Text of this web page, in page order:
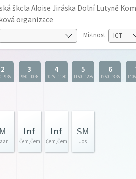
škola Aloise Jiráska Dolní Lutyně
organizace
Místnost
2
-9:35
3
9:50- 10:35
4
10:45-11:30
5
11:50- 12:35
6
12:50- 13:35 14:05
M Inf
Čem,Čem
Inf
Čem,Čem
SM
Jos